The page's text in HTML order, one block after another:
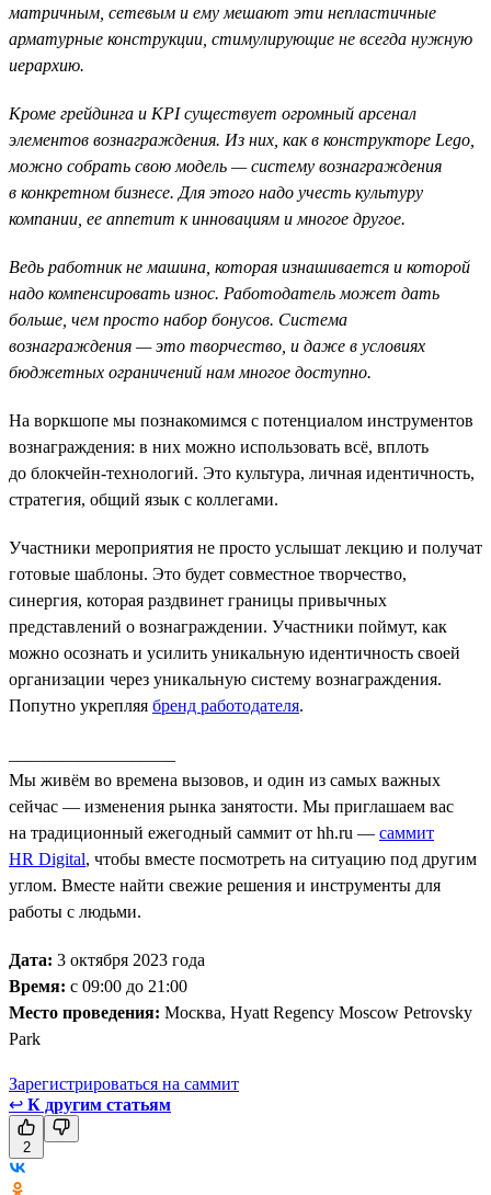
матричным, сетевым и ему мешают эти непластичные
арматурные конструкции, стимулирующие не всегда нужную
иерархию.
Кроме грейдинга и KPI существует огромный арсенал
элементов вознаграждения. Из них, как в конструкторе Lego,
можно собрать свою модель — систему вознаграждения
в конкретном бизнесе. Для этого надо учесть культуру
компании, ее аппетит к инновациям и многое другое.
Ведь работник не машина, которая изнашивается и которой
надо компенсировать износ. Работодатель может дать
больше, чем просто набор бонусов. Система
вознаграждения — это творчество, и даже в условиях
бюджетных ограничений нам многое доступно.
На воркшопе мы познакомимся с потенциалом инструментов
вознаграждения: в них можно использовать всё, вплоть
до блокчейн-технологий. Это культура, личная идентичность,
стратегия, общий язык с коллегами.
Участники мероприятия не просто услышат лекцию и получат
готовые шаблоны. Это будет совместное творчество,
синергия, которая раздвинет границы привычных
представлений о вознаграждении. Участники поймут, как
можно осознать и усилить уникальную идентичность своей
организации через уникальную систему вознаграждения.
Попутно укрепляя бренд работодателя.
Мы живём во времена вызовов, и один из самых важных
сейчас — изменения рынка занятости. Мы приглашаем вас
на традиционный ежегодный саммит от hh.ru — саммит
HR Digital, чтобы вместе посмотреть на ситуацию под другим
углом. Вместе найти свежие решения и инструменты для
работы с людьми.
Дата: 3 октября 2023 года
Время: с 09:00 до 21:00
Место проведения: Москва, Hyatt Regency Moscow Petrovsky
Park
Зарегистрироваться на саммит
↩ К другим статьям
2